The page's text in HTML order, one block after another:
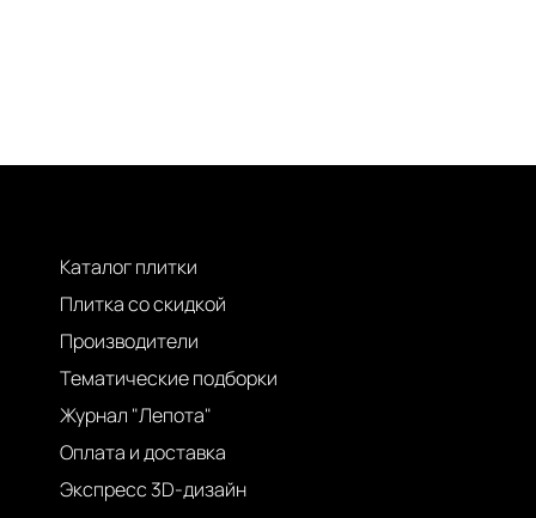
Каталог плитки
Плитка со скидкой
Производители
Тематические подборки
Журнал "Лепота"
Оплата и доставка
Экспресс 3D-дизайн